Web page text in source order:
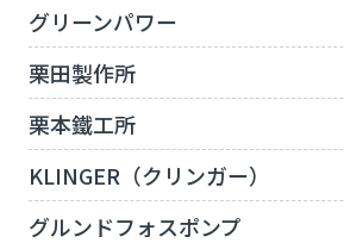
グリーンパワー
栗田製作所
栗本鐵工所
KLINGER（クリンガー）
グルンドフォスポンプ